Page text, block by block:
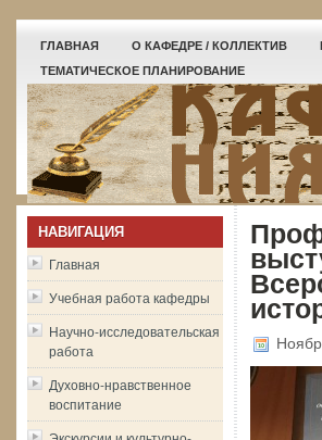
ГЛАВНАЯ О КАФЕДРЕ / КОЛЛЕКТИВ
ТЕМАТИЧЕСКОЕ ПЛАНИРОВАНИЕ
НАВИГАЦИЯ
Главная
Учебная работа кафедры
Научно-исследовательская
работа
Духовно-нравственное
воспитание